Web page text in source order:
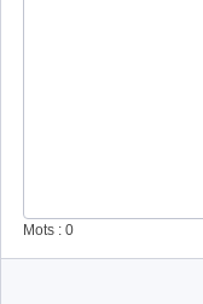
Mots : 0